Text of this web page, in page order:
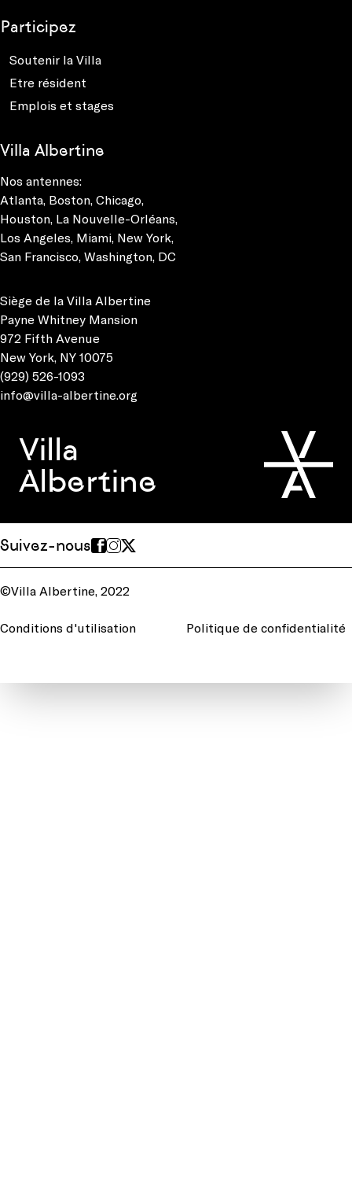
Participez
Soutenir la Villa
Etre résident
Emplois et stages
Villa Albertine
Nos antennes:
Atlanta, Boston, Chicago,
Houston, La Nouvelle-Orléans,
Los Angeles, Miami, New York,
San Francisco, Washington, DC
Siège de la Villa Albertine
Payne Whitney Mansion
972 Fifth Avenue
New York, NY 10075
(929) 526-1093
info@villa-albertine.org
Villa
Albertine
Suivez-nous
©Villa Albertine, 2022
Conditions d'utilisation Politique de confidentialité